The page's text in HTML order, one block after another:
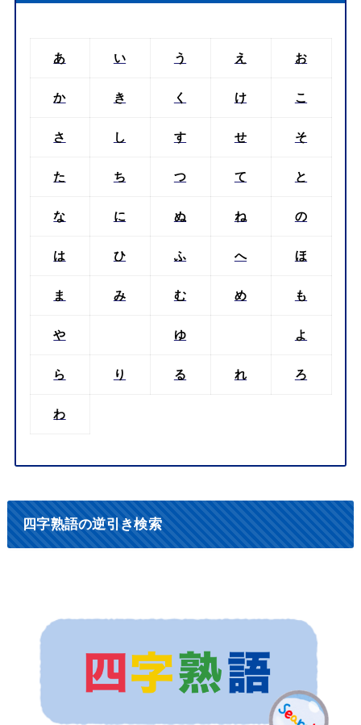
あ い う え お
か き く け こ
さ し す せ そ
た ち つ て と
な に ぬ ね の
は ひ ふ へ ほ
ま み む め も
や ゆ よ
ら り る れ ろ
わ
四字熟語の逆引き検索